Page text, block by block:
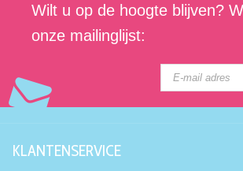
Wilt u op de hoogte blijven?
onze mailinglijst:
KLANTENSERVICE